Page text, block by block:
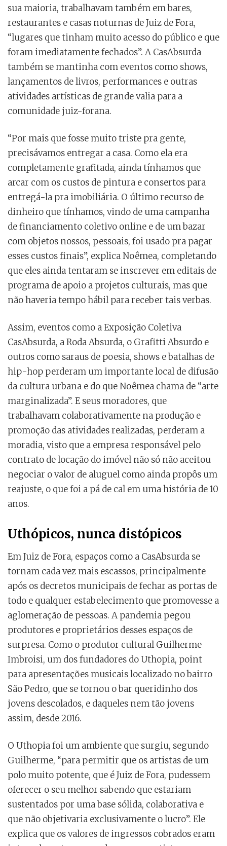
sua maioria, trabalhavam também em bares,
restaurantes e casas noturnas de Juiz de Fora,
“lugares que tinham muito acesso do público e que
foram imediatamente fechados”. A CasAbsurda
também se mantinha com eventos como shows,
lançamentos de livros, performances e outras
atividades artísticas de grande valia para a
comunidade juiz-forana.
“Por mais que fosse muito triste pra gente,
precisávamos entregar a casa. Como ela era
completamente grafitada, ainda tínhamos que
arcar com os custos de pintura e consertos para
entregá-la pra imobiliária. O último recurso de
dinheiro que tínhamos, vindo de uma campanha
de financiamento coletivo online e de um bazar
com objetos nossos, pessoais, foi usado pra pagar
esses custos finais”, explica Noêmea, completando
que eles ainda tentaram se inscrever em editais de
programa de apoio a projetos culturais, mas que
não haveria tempo hábil para receber tais verbas.
Assim, eventos como a Exposição Coletiva
CasAbsurda, a Roda Absurda, o Grafitti Absurdo e
outros como saraus de poesia, shows e batalhas de
hip-hop perderam um importante local de difusão
da cultura urbana e do que Noêmea chama de “arte
marginalizada”. E seus moradores, que
trabalhavam colaborativamente na produção e
promoção das atividades realizadas, perderam a
moradia, visto que a empresa responsável pelo
contrato de locação do imóvel não só não aceitou
negociar o valor de aluguel como ainda propôs um
reajuste, o que foi a pá de cal em uma história de 10
anos.
Uthópicos, nunca distópicos
Em Juiz de Fora, espaços como a CasAbsurda se
tornam cada vez mais escassos, principalmente
após os decretos municipais de fechar as portas de
todo e qualquer estabelecimento que promovesse a
aglomeração de pessoas. A pandemia pegou
produtores e proprietários desses espaços de
surpresa. Como o produtor cultural Guilherme
Imbroisi, um dos fundadores do Uthopia, point
para apresentações musicais localizado no bairro
São Pedro, que se tornou o bar queridinho dos
jovens descolados, e daqueles nem tão jovens
assim, desde 2016.
O Uthopia foi um ambiente que surgiu, segundo
Guilherme, “para permitir que os artistas de um
polo muito potente, que é Juiz de Fora, pudessem
oferecer o seu melhor sabendo que estariam
sustentados por uma base sólida, colaborativa e
que não objetivaria exclusivamente o lucro”. Ele
explica que os valores de ingressos cobrados eram